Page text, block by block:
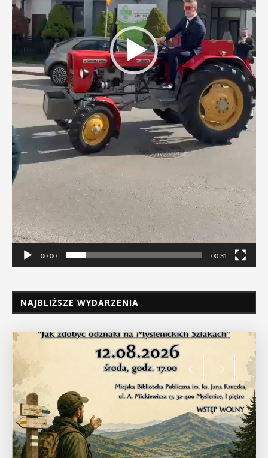
00:00 00:31
NAJBLIŻSZE WYDARZENIA